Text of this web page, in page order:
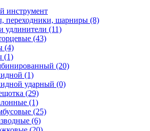
инструмент
переходники, шарниры (8)
удлинители (11)
(43)
(4)
(1)
(20)
(1)
ударный (0)
(29)
(1)
(25)
(6)